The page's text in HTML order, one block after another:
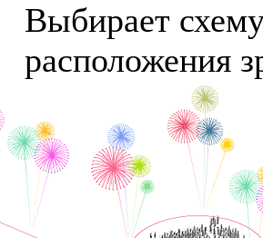
Выбирает
расположения